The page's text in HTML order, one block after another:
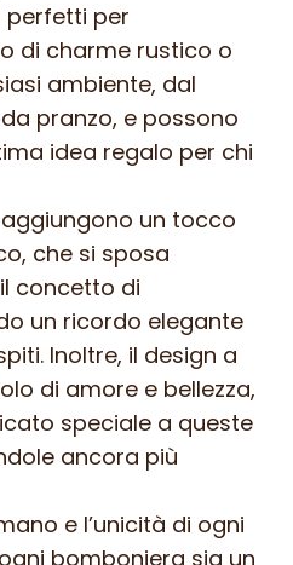
perfetti per
di charme rustico o
ambiente, dal
pranzo, e possono
idea regalo per chi
un tocco
che si sposa
concetto di
un ricordo elegante
Inoltre, il design a
di amore e bellezza,
speciale a queste
ancora più
e l’unicità di ogni
bomboniera sia un